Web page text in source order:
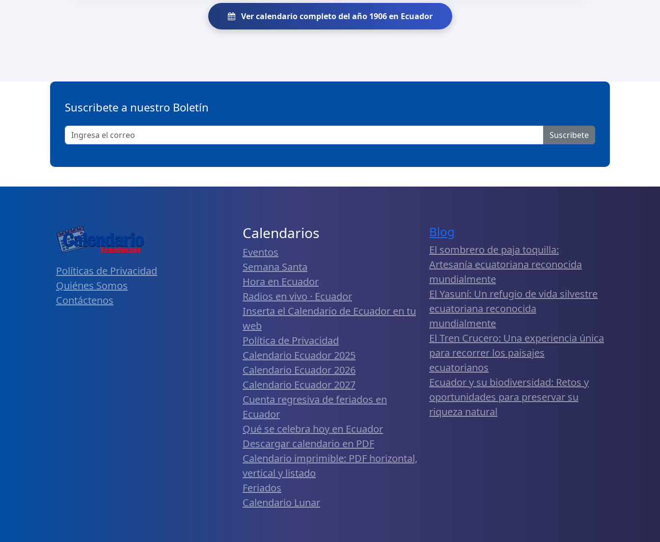
Ver calendario completo del año 1906 en Ecuador
Suscribete a nuestro Boletín
Suscribete
Políticas de Privacidad
Quiénes Somos
Contáctenos
Calendarios
Eventos
Semana Santa
Hora en Ecuador
Radios en vivo · Ecuador
Inserta el Calendario de Ecuador en tu
web
Política de Privacidad
Calendario Ecuador 2025
Calendario Ecuador 2026
Calendario Ecuador 2027
Cuenta regresiva de feriados en
Ecuador
Qué se celebra hoy en Ecuador
Descargar calendario en PDF
Calendario imprimible: PDF horizontal,
vertical y listado
Feriados
Calendario Lunar
Blog
El sombrero de paja toquilla:
Artesanía ecuatoriana reconocida
mundialmente
El Yasuní: Un refugio de vida silvestre
ecuatoriana reconocida
mundialmente
El Tren Crucero: Una experiencia única
para recorrer los paisajes
ecuatorianos
Ecuador y su biodiversidad: Retos y
oportunidades para preservar su
riqueza natural